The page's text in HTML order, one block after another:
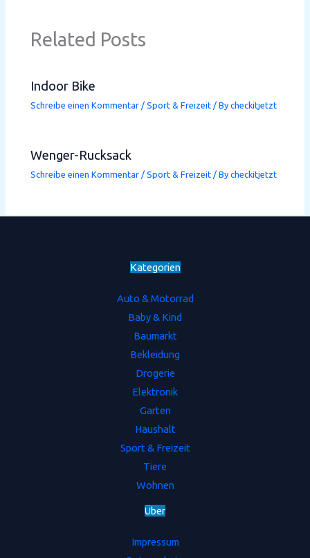
Related Posts
Indoor Bike
Schreibe einen Kommentar /Sport & Freizeit / Bycheckitjetzt
Wenger-Rucksack
Schreibe einen Kommentar /Sport & Freizeit / Bycheckitjetzt
Kategorien
Auto & Motorrad
Baby & Kind
Baumarkt
Bekleidung
Drogerie
Elektronik
Garten
Haushalt
Sport & Freizeit
Tiere
Wohnen
Über
Impressum